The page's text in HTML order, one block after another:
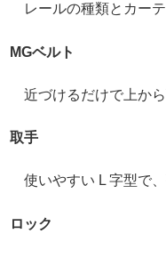
レールの種類とカーテ
MGベルト
近づけるだけで上から
取手
使いやすい L 字型で、
ロック